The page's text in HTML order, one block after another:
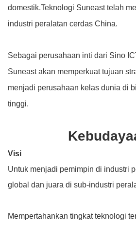
domestik.Teknologi Suneast telah
industri peralatan cerdas China.
Sebagai perusahaan inti dari Sino
Suneast akan memperkuat tujuan
menjadi perusahaan kelas dunia di
tinggi.
Visi
Untuk menjadi pemimpin di industri
global dan juara di sub-industri
Mempertahankan tingkat teknologi